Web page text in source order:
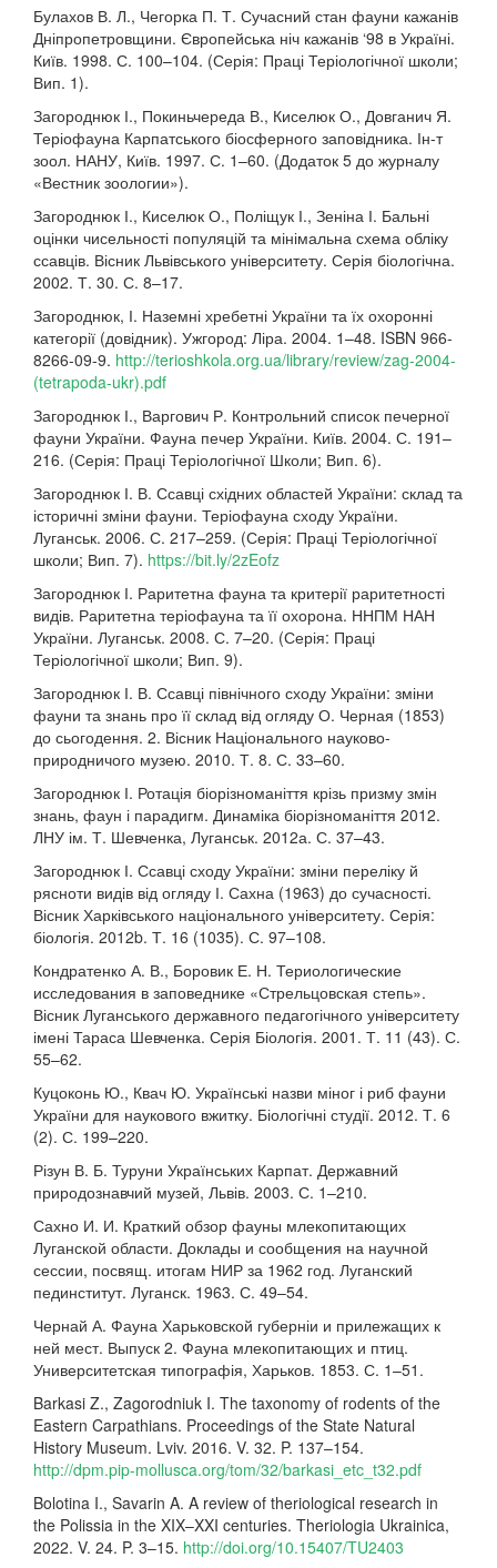
Булахов В. Л., Чегорка П. Т. Сучасний стан фауни кажанів
Дніпропетровщини. Європейська ніч кажанів ‘98 в Україні.
Київ. 1998. С. 100–104. (Серія: Праці Теріологічної школи;
Вип. 1).
Загороднюк І., Покиньчереда В., Киселюк О., Довганич Я.
Теріофауна Карпатського біосферного заповідника. Ін-т
зоол. НАНУ, Київ. 1997. С. 1–60. (Додаток 5 до журналу
«Вестник зоологии»).
Загороднюк І., Киселюк О., Поліщук І., Зеніна І. Бальні
оцінки чисельності популяцій та мінімальна схема обліку
ссавців. Вісник Львівського університету. Серія біологічна.
2002. Т. 30. С. 8–17.
Загороднюк, І. Наземні хребетні України та їх охоронні
категорії (довідник). Ужгород: Ліра. 2004. 1–48. ISBN 966-
8266-09-9. http://terioshkola.org.ua/library/review/zag-2004-
(tetrapoda-ukr).pdf
Загороднюк І., Варгович Р. Контрольний список печерної
фауни України. Фауна печер України. Київ. 2004. С. 191–
216. (Серія: Праці Теріологічної Школи; Вип. 6).
Загороднюк І. В. Ссавці східних областей України: склад та
історичні зміни фауни. Теріофауна сходу України.
Луганськ. 2006. С. 217–259. (Серія: Праці Теріологічної
школи; Вип. 7). https://bit.ly/2zEofz
Загороднюк І. Раритетна фауна та критерії раритетності
видів. Раритетна теріофауна та її охорона. ННПМ НАН
України. Луганськ. 2008. С. 7–20. (Серія: Праці
Теріологічної школи; Вип. 9).
Загороднюк І. В. Ссавці північного сходу України: зміни
фауни та знань про її склад від огляду О. Черная (1853)
до сьогодення. 2. Вісник Національного науково-
природничого музею. 2010. Т. 8. С. 33–60.
Загороднюк І. Ротація біорізноманіття крізь призму змін
знань, фаун і парадигм. Динаміка біорізноманіття 2012.
ЛНУ ім. Т. Шевченка, Луганськ. 2012а. С. 37–43.
Загороднюк І. Ссавці сходу України: зміни переліку й
рясноти видів від огляду І. Сахна (1963) до сучасності.
Вісник Харківського національного університету. Серія:
біологія. 2012b. Т. 16 (1035). С. 97–108.
Кондратенко А. В., Боровик Е. Н. Териологические
исследования в заповеднике «Стрельцовская степь».
Вісник Луганського державного педагогічного університету
імені Тараса Шевченка. Серія Біологія. 2001. Т. 11 (43). С.
55–62.
Куцоконь Ю., Квач Ю. Українські назви міног і риб фауни
України для наукового вжитку. Біологічні студії. 2012. Т. 6
(2). С. 199–220.
Різун В. Б. Туруни Українських Карпат. Державний
природознавчий музей, Львів. 2003. С. 1–210.
Сахно И. И. Краткий обзор фауны млекопитающих
Луганской области. Доклады и сообщения на научной
сессии, посвящ. итогам НИР за 1962 год. Луганский
пединститут. Луганск. 1963. С. 49–54.
Чернай А. Фауна Харьковской губерніи и прилежащих к
ней мест. Выпуск 2. Фауна млекопитающих и птиц.
Университетская типографія, Харьков. 1853. С. 1–51.
Barkasi Z., Zagorodniuk I. The taxonomy of rodents of the
Eastern Carpathians. Proceedings of the State Natural
History Museum. Lviv. 2016. V. 32. P. 137–154.
http://dpm.pip-mollusca.org/tom/32/barkasi_etc_t32.pdf
Bolotina I., Savarin A. A review of theriological research in
the Polissia in the XIX–XXI centuries. Theriologia Ukrainica,
2022. V. 24. P. 3–15. http://doi.org/10.15407/TU2403